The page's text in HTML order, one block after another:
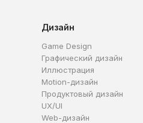
Дизайн
Game Design
Графический дизайн
Иллюстрация
Motion-дизайн
Продуктовый дизайн
UX/UI
Web-дизайн